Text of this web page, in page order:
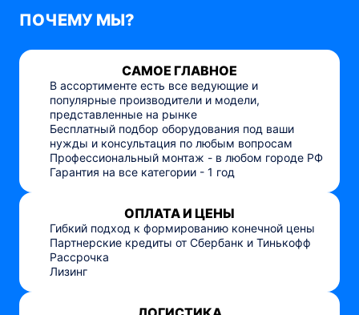
ПОЧЕМУ МЫ?
САМОЕ ГЛАВНОЕ
В ассортименте есть все ведующие и
популярные производители и модели,
представленные на рынке
Бесплатный подбор оборудования под ваши
нужды и консультация по любым вопросам
Профессиональный монтаж - в любом городе РФ
Гарантия на все категории - 1 год
ОПЛАТА И ЦЕНЫ
Гибкий подход к формированию конечной цены
Партнерские кредиты от Сбербанк и Тинькофф
Рассрочка
Лизинг